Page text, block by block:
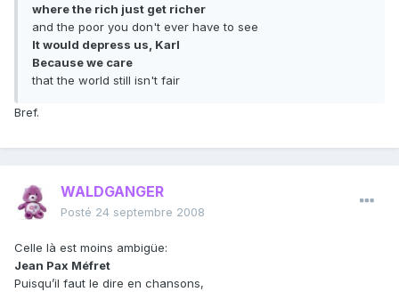
where the rich just get richer
and the poor you don't ever have to see
It would depress us, Karl
Because we care
that the world still isn't fair
Bref.
WALDGANGER
Posté 24 septembre 2008
Celle là est moins ambigüe:
Jean Pax Méfret
Puisqu’il faut le dire en chansons,